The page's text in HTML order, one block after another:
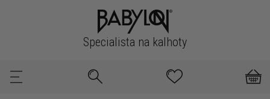
Specialista na kalhoty